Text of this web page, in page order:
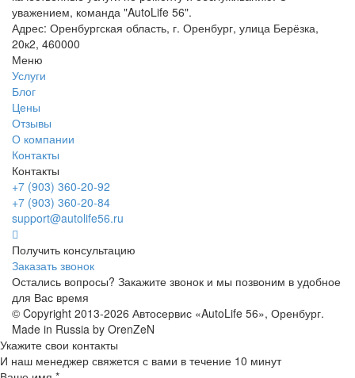
уважением, команда "AutoLife 56".
Адрес: Оренбургская область, г. Оренбург, улица Берёзка,
20к2, 460000
Меню
Услуги
Блог
Цены
Отзывы
О компании
Контакты
Контакты
+7 (903) 360-20-92
+7 (903) 360-20-84
support@autolife56.ru
Получить консультацию
Заказать звонок
Остались вопросы? Закажите звонок и мы позвоним в удобное
для Вас время
© Copyright 2013-2026 Автосервис «AutoLife 56», Оренбург.
Made in Russia by OrenZeN
Укажите свои контакты
И наш менеджер свяжется с вами в течение 10 минут